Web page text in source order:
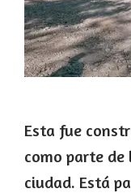
Esta fue
como parte
ciudad. Está